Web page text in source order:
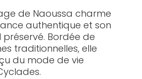
de Naoussa charme
authentique et son
Bordée de
traditionnelles, elle
du mode de vie